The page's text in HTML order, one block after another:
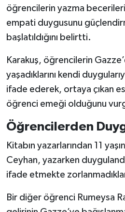
öğrencilerin yazma
empati duygusunu
başlatıldığını belirtti.
Karakuş, öğrencilerin
yaşadıklarını kendi
ifade ederek, ortaya çıkan
öğrenci emeği olduğunu
Öğrencilerden
Kitabın yazarlarından 11
Ceyhan, yazarken
ifade etmekte
Bir diğer öğrenci Rumeysa